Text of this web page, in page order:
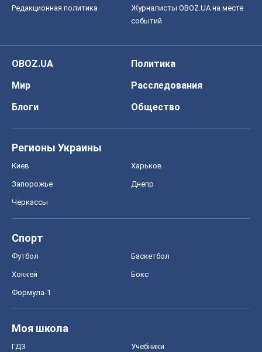
Редакционная политика
Журналисты OBOZ.UA на месте
событий
OBOZ.UA
Политика
Мир
Расследования
Блоги
Общество
Регионы Украины
Киев Харьков
Запорожье Днепр
Черкассы
Спорт
Футбол Баскетбол
Хоккей Бокс
Формула-1
Моя школа
ГДЗ Учебники